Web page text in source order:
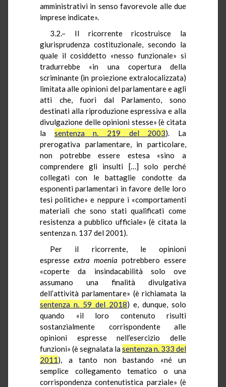
amministrativi in senso favorevole alle due
imprese indicate».
3.2.– Il ricorrente ricostruisce la
giurisprudenza costituzionale, secondo la
quale il cosiddetto «nesso funzionale» si
tradurrebbe «in una copertura della
scriminante (in proiezione extralocalizzata)
limitata alle opinioni del parlamentare e agli
atti che, fuori dal Parlamento, sono
destinati alla riproduzione espressiva e alla
divulgazione delle opinioni stesse» (è citata
la sentenza n. 219 del 2003). La
prerogativa parlamentare, in particolare,
non potrebbe essere estesa «sino a
comprendere gli insulti […] solo perché
collegati con le battaglie condotte da
esponenti parlamentari in favore delle loro
tesi politiche» e neppure i «comportamenti
materiali che sono stati qualificati come
resistenza a pubblico ufficiale» (è citata la
sentenza n. 137 del 2001).
Per il ricorrente, le opinioni
espresse extra moenia potrebbero essere
«coperte da insindacabilità solo ove
assumano una finalità divulgativa
dell’attività parlamentare» (è richiamata la
sentenza n. 59 del 2018) e, dunque, solo
quando «il loro contenuto risulti
sostanzialmente corrispondente alle
opinioni espresse nell’esercizio delle
funzioni» (è segnalata lasentenza n. 333 del
2011), a tanto non bastando «né un
semplice collegamento tematico o una
corrispondenza contenutistica parziale» (è